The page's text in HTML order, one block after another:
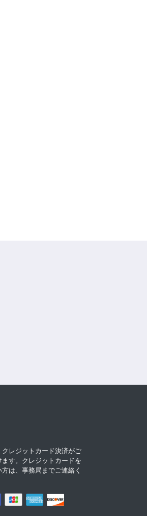
クレジットカード決済がご
す。クレジットカードを
は、事務局までご連絡く